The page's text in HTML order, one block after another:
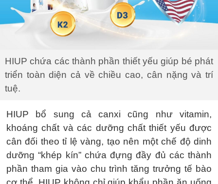
HIUP chứa các thành phần thiết yếu giúp bé phát
triển toàn diện cả về chiều cao, cân nặng và trí
tuệ.
HIUP bổ sung cả canxi cũng như vitamin,
khoáng chất và các dưỡng chất thiết yếu được
cân đối theo tỉ lệ vàng, tạo nên một chế độ dinh
dưỡng “khép kín” chứa đựng đầy đủ các thành
phần tham gia vào chu trình tăng trưởng tế bào